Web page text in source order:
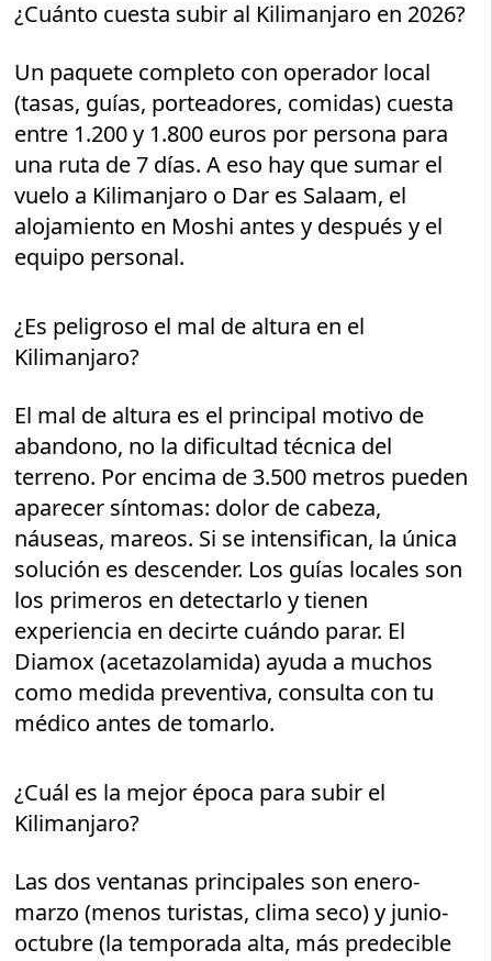
¿Cuánto cuesta subir al Kilimanjaro en 2026?
Un paquete completo con operador local
(tasas, guías, porteadores, comidas) cuesta
entre 1.200 y 1.800 euros por persona para
una ruta de 7 días. A eso hay que sumar el
vuelo a Kilimanjaro o Dar es Salaam, el
alojamiento en Moshi antes y después y el
equipo personal.
¿Es peligroso el mal de altura en el
Kilimanjaro?
El mal de altura es el principal motivo de
abandono, no la dificultad técnica del
terreno. Por encima de 3.500 metros pueden
aparecer síntomas: dolor de cabeza,
náuseas, mareos. Si se intensifican, la única
solución es descender. Los guías locales son
los primeros en detectarlo y tienen
experiencia en decirte cuándo parar. El
Diamox (acetazolamida) ayuda a muchos
como medida preventiva, consulta con tu
médico antes de tomarlo.
¿Cuál es la mejor época para subir el
Kilimanjaro?
Las dos ventanas principales son enero-
marzo (menos turistas, clima seco) y junio-
octubre (la temporada alta, más predecible